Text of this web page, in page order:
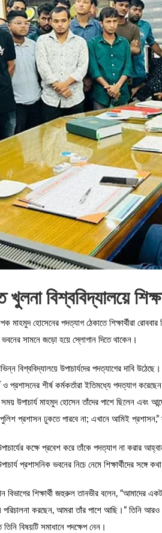
বিশ্ববিদ্যালয়ে
মাহমুদ হোসেনের পদত্যাগ ঠেকাতে শিক্ষার্থীরা
ভবনের সামনে জড়ো হয়ে স্লোগান দিতে থাকেন।
উপাচার্যদের পদত্যাগের দাবি উঠেছে।
ও প্রশাসনের শীর্ষ কর্মকর্তারা ইতিমধ্যে পদত্যাগ
সময় উপাচার্য মাহমুদ হোসেন তাঁদের পাশে ছিলেন এবং
প্রশাসন ঢুকতে পারবে না; এখানে আমিই প্রশাসন,”
উপাচার্যের কক্ষে প্রবেশ করে তাঁকে পদত্যাগ না করার
প্রশাসনিক ভবনের নিচে নেমে শিক্ষার্থীদের সঙ্গে
শিক্ষার্থী জহুরুল তানভীর বলেন, “আমাদের
করছেন, আমরা তাঁর পাশে আছি।” তিনি আরও
বিষয়টি সমাধানে পদক্ষেপ নেন।